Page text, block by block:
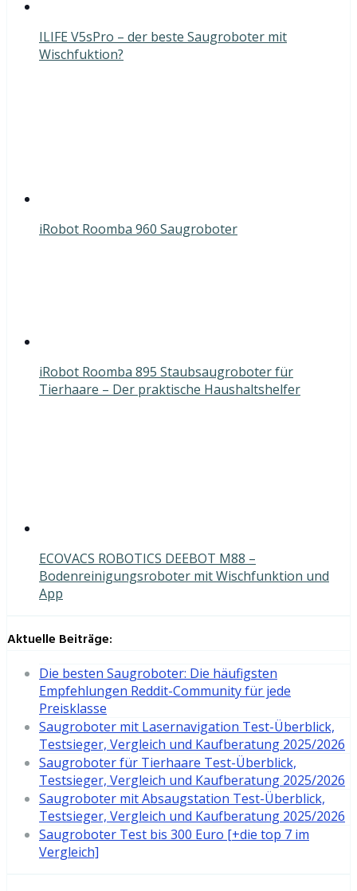
ILIFE V5sPro – der beste Saugroboter mit
Wischfuktion?
iRobot Roomba 960 Saugroboter
iRobot Roomba 895 Staubsaugroboter für
Tierhaare – Der praktische Haushaltshelfer
ECOVACS ROBOTICS DEEBOT M88 –
Bodenreinigungsroboter mit Wischfunktion und
App
Aktuelle Beiträge:
Die besten Saugroboter: Die häufigsten
Empfehlungen Reddit-Community für jede
Preisklasse
Saugroboter mit Lasernavigation Test-Überblick,
Testsieger, Vergleich und Kaufberatung 2025/2026
Saugroboter für Tierhaare Test-Überblick,
Testsieger, Vergleich und Kaufberatung 2025/2026
Saugroboter mit Absaugstation Test-Überblick,
Testsieger, Vergleich und Kaufberatung 2025/2026
Saugroboter Test bis 300 Euro [+die top 7 im
Vergleich]